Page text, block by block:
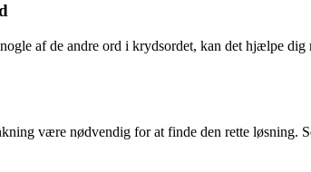
af de andre ord i krydsordet, kan det hjælpe
være nødvendig for at finde den rette løsning.